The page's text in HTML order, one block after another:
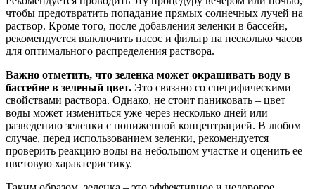
чтобы предотвратить попадание прямых солнечных лучей на
раствор. Кроме того, после добавления зеленки в бассейн,
рекомендуется выключить насос и фильтр на несколько часов
для оптимального распределения раствора.
Важно отметить, что зеленка может окрашивать воду в
бассейне в зеленый цвет. Это связано со специфическими
свойствами раствора. Однако, не стоит паниковать – цвет
воды может измениться уже через несколько дней или
разведению зеленки с пониженной концентрацией. В любом
случае, перед использованием зеленки, рекомендуется
проверить реакцию воды на небольшом участке и оценить ее
цветовую характеристику.